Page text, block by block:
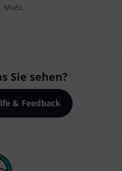
MwSt.
Sie sehen?
& Feedback